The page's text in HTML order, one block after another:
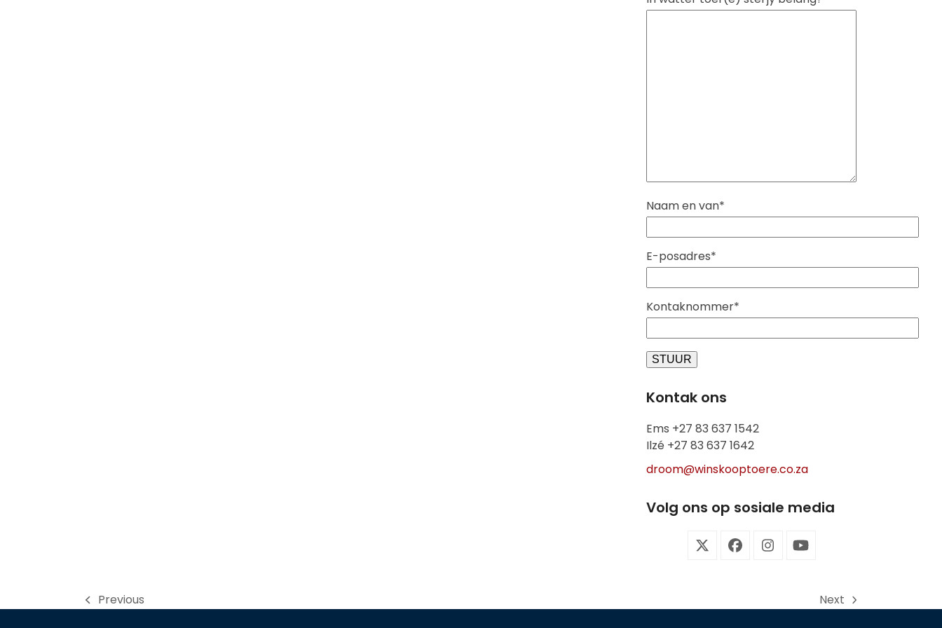
Naam en van*
E-posadres*
Kontaknommer*
Kontak ons
Ems +27 83 637 1542
Ilzé +27 83 637 1642
droom@winskooptoere.co.za
Volg ons op sosiale media
TwitterFacebook
Instagram
YouTube
previous
Previous
next
Next